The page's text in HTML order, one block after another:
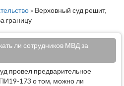
» Верховный суд решит,
границу
ли сотрудников МВД за
провел предварительное
173 о том, можно ли